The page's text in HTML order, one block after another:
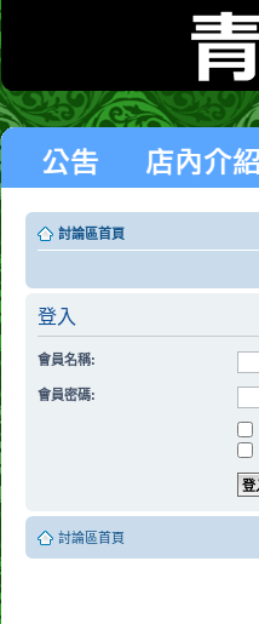
討論區首頁
登入
會員名稱:
會員密碼:
討論區首頁